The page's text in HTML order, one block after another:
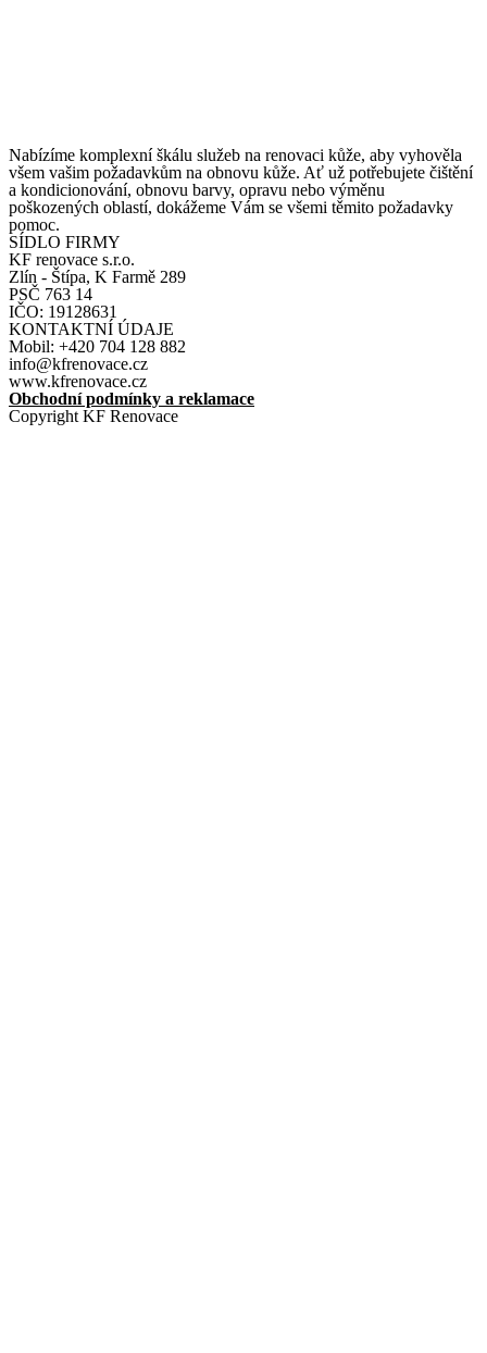
Nabízíme komplexní škálu služeb na renovaci kůže, aby vyhověla
všem vašim požadavkům na obnovu kůže. Ať už potřebujete čištění
a kondicionování, obnovu barvy, opravu nebo výměnu
poškozených oblastí, dokážeme Vám se všemi těmito požadavky
pomoc.
SÍDLO FIRMY
KF renovace s.r.o.
Zlín - Štípa, K Farmě 289
PSČ 763 14
IČO: 19128631
KONTAKTNÍ ÚDAJE
Mobil: +420 704 128 882
info@kfrenovace.cz
www.kfrenovace.cz
Obchodní podmínky a reklamace
Copyright KF Renovace